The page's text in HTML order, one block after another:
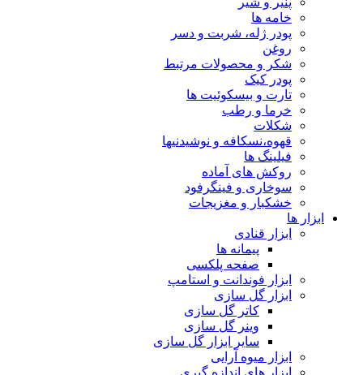
خامه ها
پودر ژله، شربت و دسر
روغن
شکر و محصولات مرتبط
پودر کیک
تارت و بیسکوئیت ها
خرما و رطب
شکلات
قهوه،نسکافه و نوشیدنیها
فیلینگ ها
روکش های آماده
سوخاری و فینگرفود
خشکبار و مغزیجات
ابزار ها
ابزار قنادی
پیمانه ها
صفحه پلکسی
ابزار فوندانت و استامپ
ابزار گل سازی
کاتر گل سازی
وینر گل سازی
سایر ابزار گل سازی
ابزار میوه آرایی